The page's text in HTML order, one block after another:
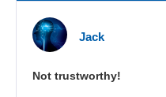
Jack
Not trustworthy!